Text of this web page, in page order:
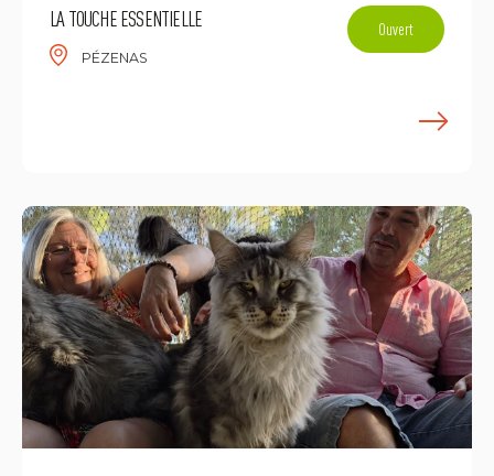
LA TOUCHE ESSENTIELLE
PÉZENAS
Ouvert